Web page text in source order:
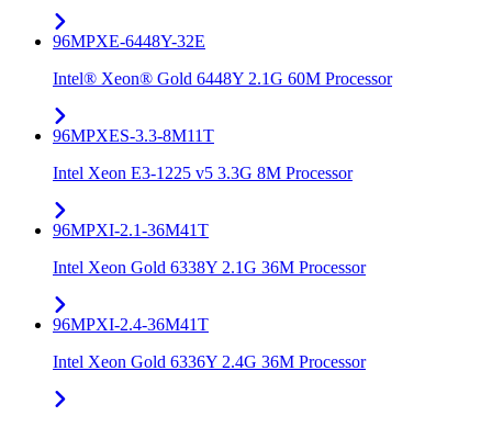
96MPXE-6448Y-32E
Intel® Xeon® Gold 6448Y 2.1G 60M Processor
96MPXES-3.3-8M11T
Intel Xeon E3-1225 v5 3.3G 8M Processor
96MPXI-2.1-36M41T
Intel Xeon Gold 6338Y 2.1G 36M Processor
96MPXI-2.4-36M41T
Intel Xeon Gold 6336Y 2.4G 36M Processor